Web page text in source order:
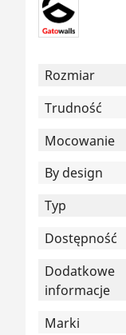
Rozmiar
Trudność
Mocowanie
By design
Typ
Dostępność
Dodatkowe
informacje
Marki